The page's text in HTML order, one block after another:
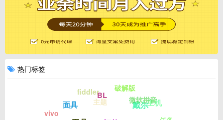
热门标签
戴尔
BL
面具
主机
破解版
fiddler
vivo
微软拼音
主题